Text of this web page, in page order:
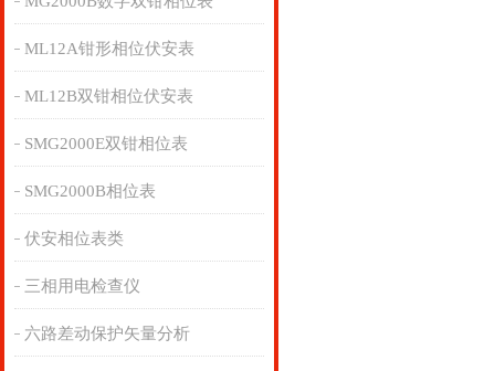
ML12A钳形相位伏安表
ML12B双钳相位伏安表
SMG2000E双钳相位表
SMG2000B相位表
伏安相位表类
三相用电检查仪
六路差动保护矢量分析